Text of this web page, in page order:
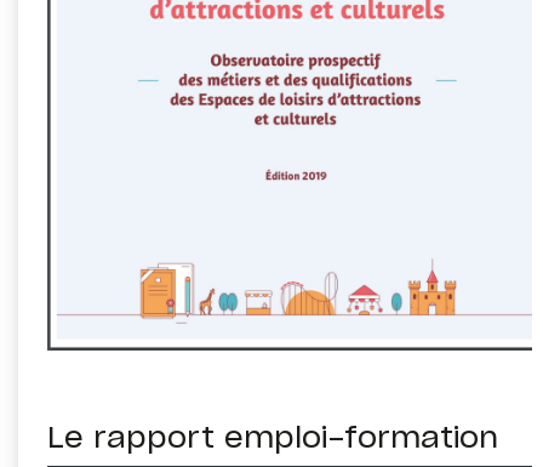
Le rapport emploi-formation